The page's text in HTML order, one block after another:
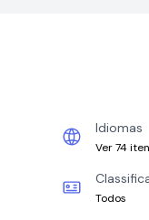
Idiomas
Ver 74
Todos